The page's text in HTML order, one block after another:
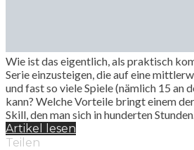
Wie ist das eigentlich, als praktisch
Serie einzusteigen, die auf eine
und fast so viele Spiele (nämlich 15 an
kann? Welche Vorteile bringt einem
Skill, den man sich in hunderten
Artikel lesen
Teilen